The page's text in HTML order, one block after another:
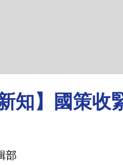
新知】國策
部